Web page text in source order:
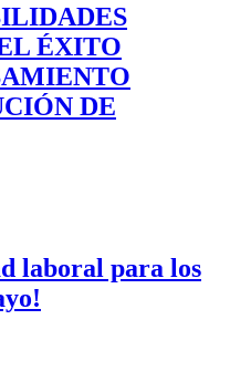
ÉXITO
DE
laboral para los